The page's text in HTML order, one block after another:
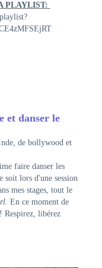
PLAYLIST:
et danser le
de bollywood et
faire danser les
soit lors d'une session
mes stages, tout le
En ce moment de
Respirez, libérez